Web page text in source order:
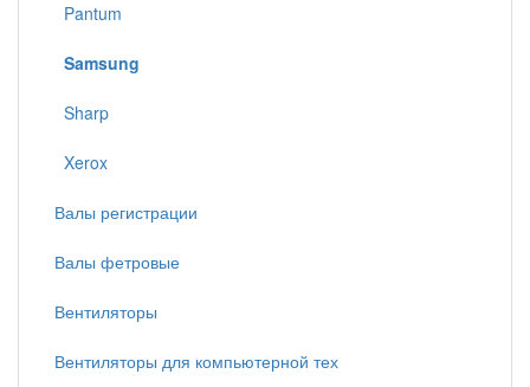
Pantum
Samsung
Sharp
Xerox
Валы регистрации
Валы фетровые
Вентиляторы
Вентиляторы для компьютерной тех